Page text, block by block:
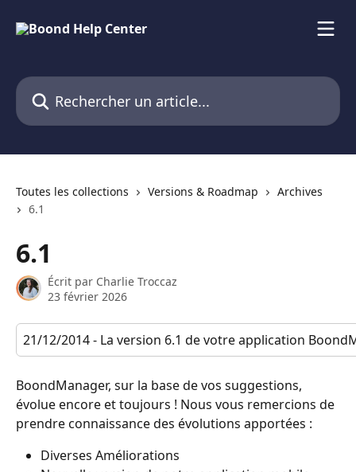
Rechercher un article...
Toutes les collections Versions & Roadmap
Archives
6.1
6.1
Écrit par Charlie Troccaz
23 février 2026
21/12/2014 - La version 6.1 de votre application
BoondManager, sur la base de vos suggestions,
évolue encore et toujours ! Nous vous remercions de
prendre connaissance des évolutions apportées :
Diverses Améliorations